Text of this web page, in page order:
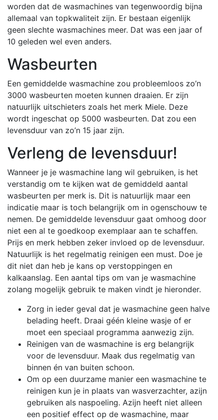
worden dat de wasmachines van tegenwoordig bijna
allemaal van topkwaliteit zijn. Er bestaan eigenlijk
geen slechte wasmachines meer. Dat was een jaar of
10 geleden wel even anders.
Wasbeurten
Een gemiddelde wasmachine zou probleemloos zo’n
3000 wasbeurten moeten kunnen draaien. Er zijn
natuurlijk uitschieters zoals het merk Miele. Deze
wordt ingeschat op 5000 wasbeurten. Dat zou een
levensduur van zo’n 15 jaar zijn.
Verleng de levensduur!
Wanneer je je wasmachine lang wil gebruiken, is het
verstandig om te kijken wat de gemiddeld aantal
wasbeurten per merk is. Dit is natuurlijk maar een
indicatie maar is toch belangrijk om in ogenschouw te
nemen. De gemiddelde levensduur gaat omhoog door
niet een al te goedkoop exemplaar aan te schaffen.
Prijs en merk hebben zeker invloed op de levensduur.
Natuurlijk is het regelmatig reinigen een must. Doe je
dit niet dan heb je kans op verstoppingen en
kalkaanslag. Een aantal tips om van je wasmachine
zolang mogelijk gebruik te maken vindt je hieronder.
Zorg in ieder geval dat je wasmachine geen halve
belading heeft. Draai géén kleine wasje of er
moet een speciaal programma aanwezig zijn.
Reinigen van de wasmachine is erg belangrijk
voor de levensduur. Maak dus regelmatig van
binnen én van buiten schoon.
Om op een duurzame manier een wasmachine te
reinigen kun je in plaats van wasverzachter, azijn
gebruiken als naspoeling. Azijn heeft niet alleen
een positief effect op de wasmachine, maar